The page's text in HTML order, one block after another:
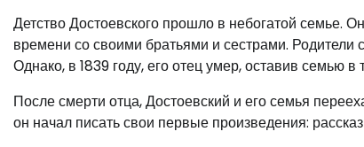
Детство Достоевского прошло в небогатой семье.
времени со своими братьями и сестрами. Родители
Однако, в 1839 году, его отец умер, оставив семью
После смерти отца, Достоевский и его семья
он начал писать свои первые произведения: